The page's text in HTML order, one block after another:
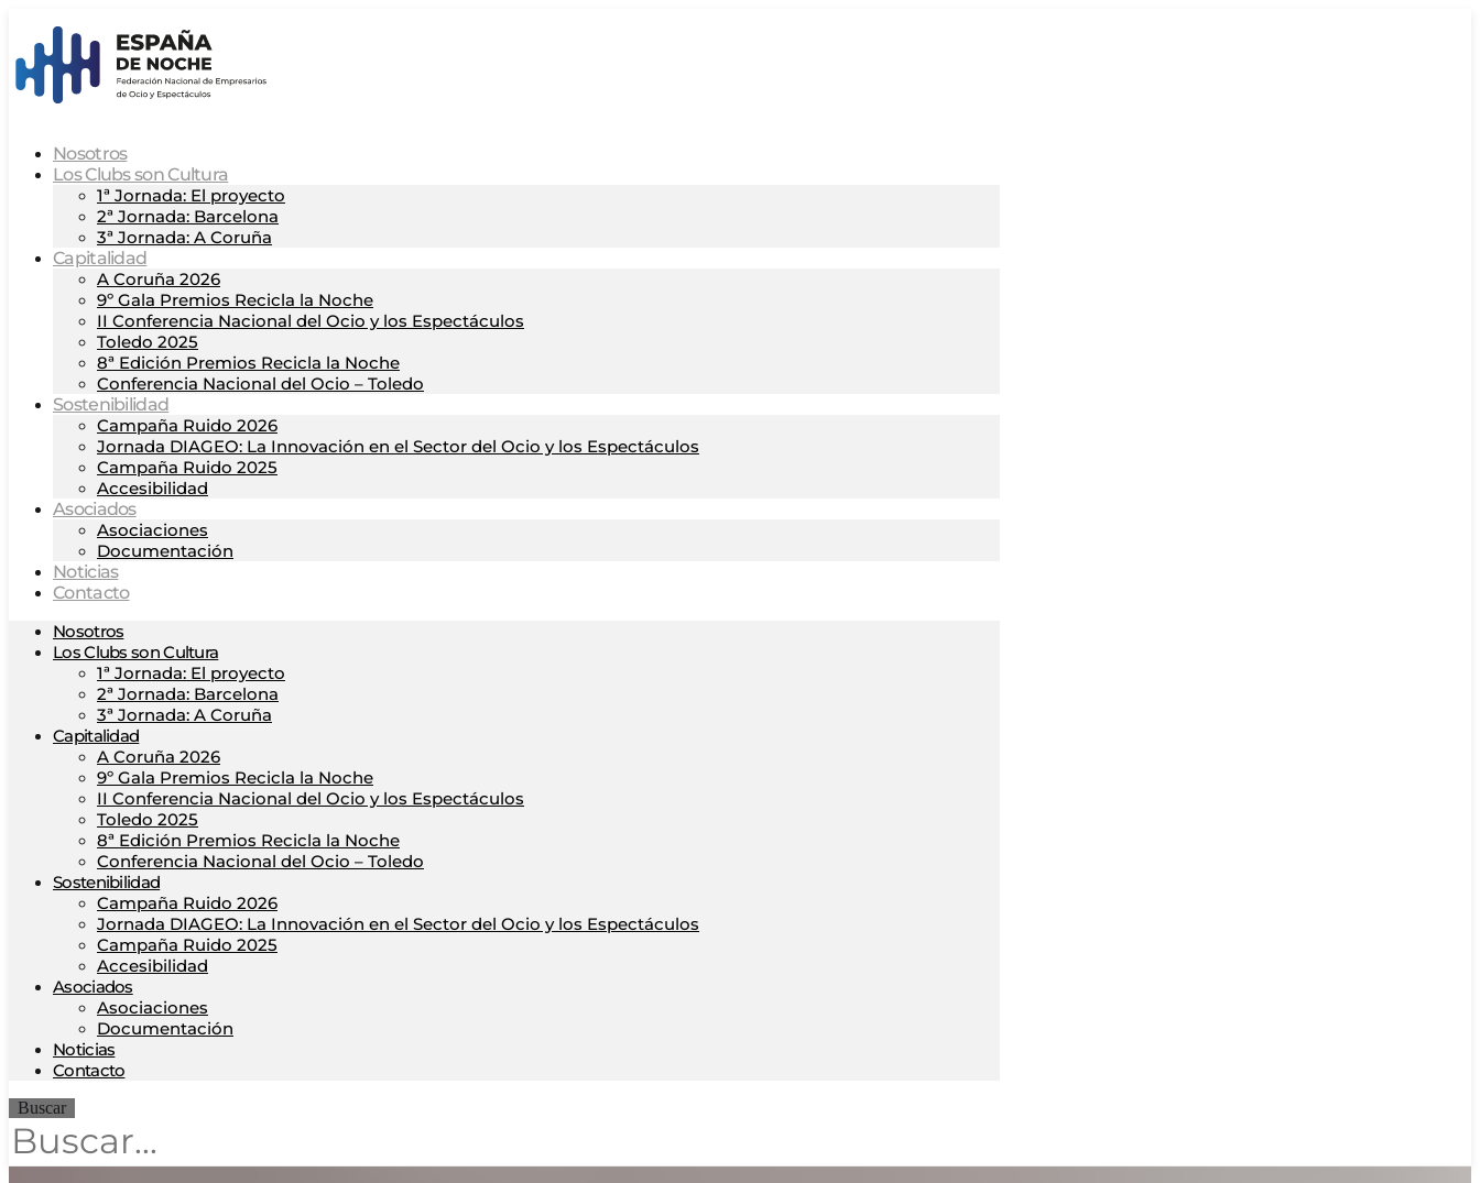
Nosotros
Los Clubs son Cultura
1ª Jornada: El proyecto
2ª Jornada: Barcelona
3ª Jornada: A Coruña
Capitalidad
A Coruña 2026
9º Gala Premios Recicla la Noche
II Conferencia Nacional del Ocio y los Espectáculos
Toledo 2025
8ª Edición Premios Recicla la Noche
Conferencia Nacional del Ocio – Toledo
Sostenibilidad
Campaña Ruido 2026
Jornada DIAGEO: La Innovación en el Sector del Ocio y los Espectáculos
Campaña Ruido 2025
Accesibilidad
Asociados
Asociaciones
Documentación
Noticias
Contacto
Nosotros
Los Clubs son Cultura
1ª Jornada: El proyecto
2ª Jornada: Barcelona
3ª Jornada: A Coruña
Capitalidad
A Coruña 2026
9º Gala Premios Recicla la Noche
II Conferencia Nacional del Ocio y los Espectáculos
Toledo 2025
8ª Edición Premios Recicla la Noche
Conferencia Nacional del Ocio – Toledo
Sostenibilidad
Campaña Ruido 2026
Jornada DIAGEO: La Innovación en el Sector del Ocio y los Espectáculos
Campaña Ruido 2025
Accesibilidad
Asociados
Asociaciones
Documentación
Noticias
Contacto
Buscar